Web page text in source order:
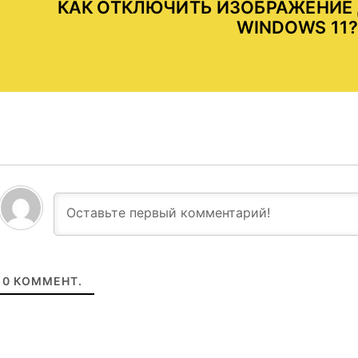
КАК ОТКЛЮЧИТЬ ИЗОБРАЖЕНИЕ
WINDOWS 11?
0 КОММЕНТ.